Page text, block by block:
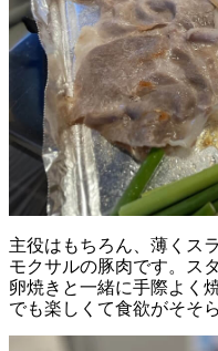
主役はもちろん、薄くス
モクサルの豚肉です。ス
卵焼きと一緒に手際よく
でも楽しくて食欲がそそ